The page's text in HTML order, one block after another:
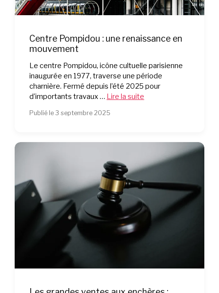
Centre Pompidou : une renaissance en
mouvement
Le centre Pompidou, icône cultuelle parisienne
inaugurée en 1977, traverse une période
charnière. Fermé depuis l’été 2025 pour
d’importants travaux … Lire la suite
Publié le 3 septembre 2025